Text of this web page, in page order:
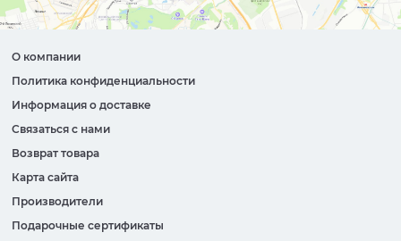
О компании
Политика конфиденциальности
Информация о доставке
Связаться с нами
Возврат товара
Карта сайта
Производители
Подарочные сертификаты